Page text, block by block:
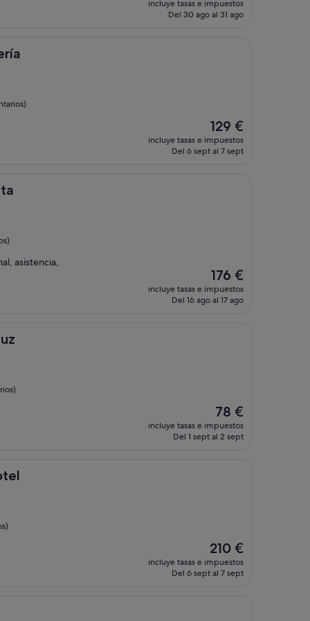
actual
incluye tasas e impuestos
Del 30 ago al 31 ago
El
precio
actual
129 €
incluye tasas e impuestos
Del 6 sept al 7 sept
asistencia,
El
precio
actual
176 €
incluye tasas e impuestos
Del 16 ago al 17 ago
El
precio
actual
78 €
incluye tasas e impuestos
Del 1 sept al 2 sept
El
precio
actual
210 €
incluye tasas e impuestos
Del 6 sept al 7 sept